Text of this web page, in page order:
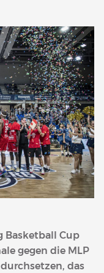
Basketball Cup
gegen die MLP
das